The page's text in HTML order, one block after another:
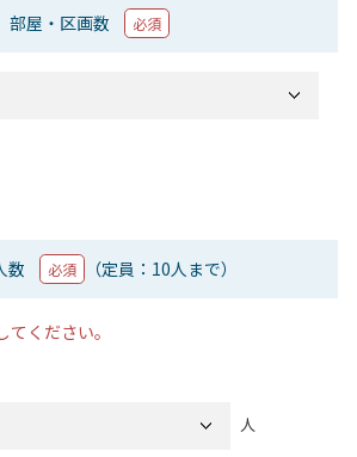
部屋・区画数 必須
数 必須 （定員：10人まで）
ください。
人